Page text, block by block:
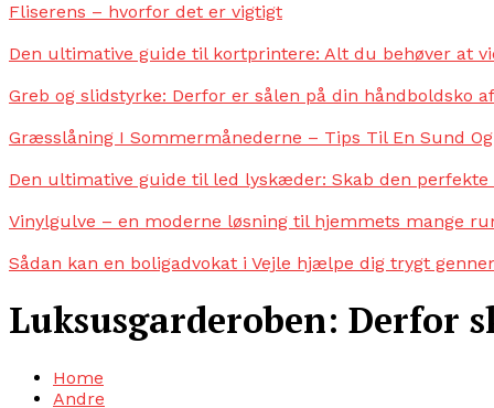
Fliserens – hvorfor det er vigtigt
Den ultimative guide til kortprintere: Alt du behøver at
Greb og slidstyrke: Derfor er sålen på din håndboldsko
Græsslåning I Sommermånederne – Tips Til En Sund
Den ultimative guide til led lyskæder: Skab den perfekte
Vinylgulve – en moderne løsning til hjemmets mange
Sådan kan en boligadvokat i Vejle hjælpe dig trygt
Luksusgarderoben: Derfor
Home
Andre